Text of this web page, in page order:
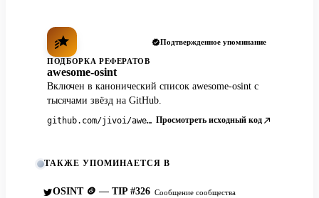
Подтвержденное упоминание
ПОДБОРКА РЕФЕРАТОВ
awesome-osint
Включен в канонический список awesome-osint с
тысячами звёзд на GitHub.
github.com/jivoi/awesome-osint Просмотреть исходный код
ТАКЖЕ УПОМИНАЕТСЯ В
OSINT 🪙 — TIP #326 Сообщение сообщества